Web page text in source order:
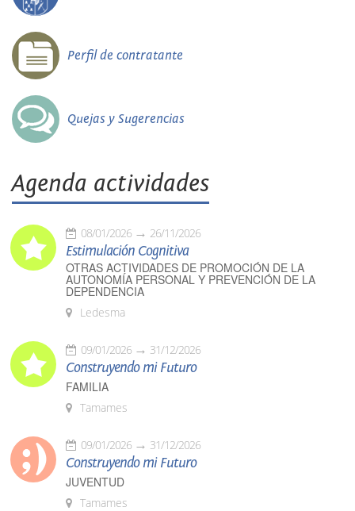
Perfil de contratante
Quejas y Sugerencias
Agenda actividades
08/01/2026 26/11/2026
Estimulación Cognitiva
OTRAS ACTIVIDADES DE PROMOCIÓN DE LA
AUTONOMÍA PERSONAL Y PREVENCIÓN DE LA
DEPENDENCIA
Ledesma
09/01/2026 31/12/2026
Construyendo mi Futuro
FAMILIA
Tamames
09/01/2026 31/12/2026
Construyendo mi Futuro
JUVENTUD
Tamames